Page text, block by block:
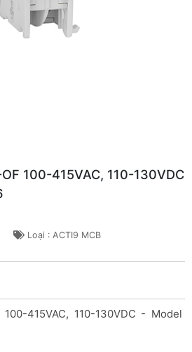
100-415VAC, 110-130VDC
Loại : ACTI9 MCB
415VAC, 110-130VDC - Model